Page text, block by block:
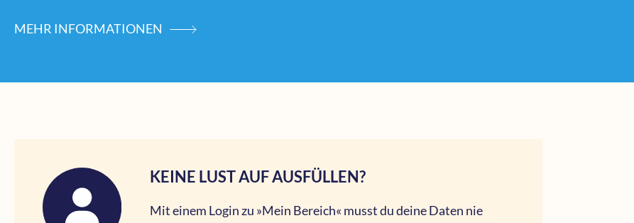
MEHR INFORMATIONEN
KEINE LUST AUF AUSFÜLLEN?
Mit einem Login zu »Mein Bereich« musst du deine Daten nie